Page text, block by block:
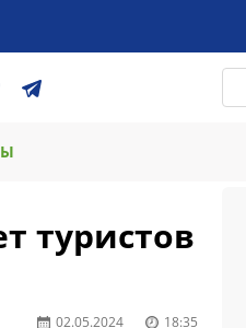
туристов
02.05.2024 18:35